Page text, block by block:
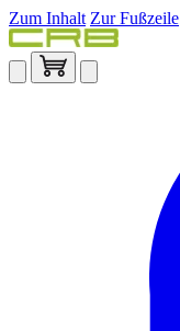
Zum Inhalt Zur Fußzeile